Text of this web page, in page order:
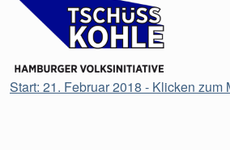
Start: 21. Februar 2018 - Klicken zum